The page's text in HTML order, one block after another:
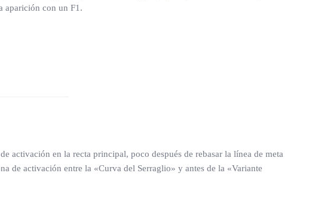
aparición con un F1.
activación en la recta principal, poco después de rebasar la línea de meta
de activación entre la «Curva del Serraglio» y antes de la «Variante